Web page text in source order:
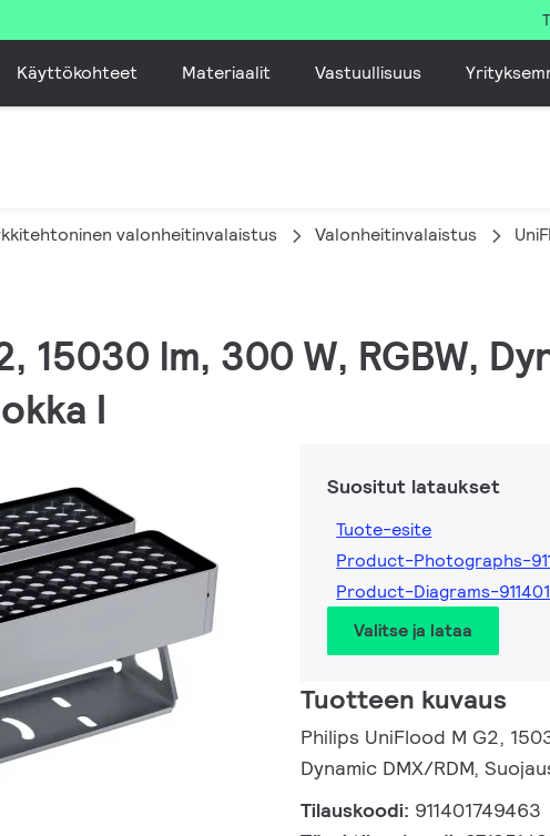
Käyttökohteet Materiaalit Vastuullisuus
valonheitinvalaistus Valonheitinvalaistus
15030 lm, 300 W, RGBW,
I
Suositut lataukset
Tuote-esite
Product-Photographs-
Product-Diagrams-
Valitse ja lataa
Tuotteen kuvaus
Philips UniFlood M G2,
Dynamic DMX/RDM,
Tilauskoodi: 911401749463